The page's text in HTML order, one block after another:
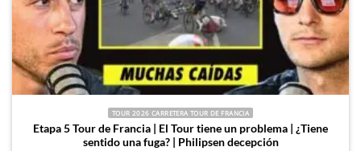
TOUR 2026 CARRETERA TOUR DE FRANCIA
Etapa 5 Tour de Francia | El Tour tiene un problema | ¿Tiene
sentido una fuga? | Philipsen decepción